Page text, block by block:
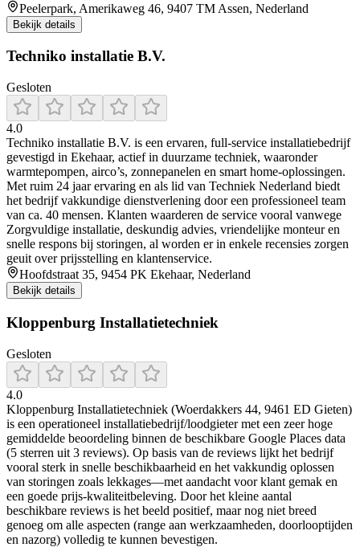
Peelerpark, Amerikaweg 46, 9407 TM Assen, Nederland
Bekijk details
Techniko installatie B.V.
Gesloten
4.0
Techniko installatie B.V. is een ervaren, full-service installatiebedrijf
gevestigd in Ekehaar, actief in duurzame techniek, waaronder
warmtepompen, airco’s, zonnepanelen en smart home-oplossingen.
Met ruim 24 jaar ervaring en als lid van Techniek Nederland biedt
het bedrijf vakkundige dienstverlening door een professioneel team
van ca. 40 mensen. Klanten waarderen de service vooral vanwege
Zorgvuldige installatie, deskundig advies, vriendelijke monteur en
snelle respons bij storingen, al worden er in enkele recensies zorgen
geuit over prijsstelling en klantenservice.
Hoofdstraat 35, 9454 PK Ekehaar, Nederland
Bekijk details
Kloppenburg Installatietechniek
Gesloten
4.0
Kloppenburg Installatietechniek (Woerdakkers 44, 9461 ED Gieten)
is een operationeel installatiebedrijf/loodgieter met een zeer hoge
gemiddelde beoordeling binnen de beschikbare Google Places data
(5 sterren uit 3 reviews). Op basis van de reviews lijkt het bedrijf
vooral sterk in snelle beschikbaarheid en het vakkundig oplossen
van storingen zoals lekkages—met aandacht voor klant gemak en
een goede prijs-kwaliteitbeleving. Door het kleine aantal
beschikbare reviews is het beeld positief, maar nog niet breed
genoeg om alle aspecten (range aan werkzaamheden, doorlooptijden
en nazorg) volledig te kunnen bevestigen.